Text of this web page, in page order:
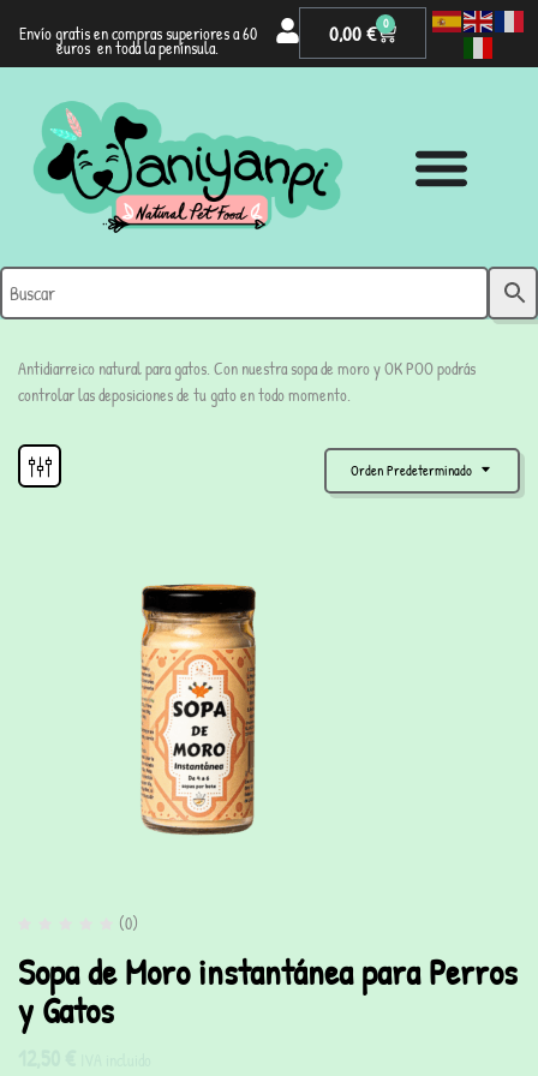
Envío gratis en compras superiores a 60
euros en toda la península.
0,00€ 0
Antidiarreico natural para gatos. Con nuestra sopa de moro y OK POO podrás
controlar las deposiciones de tu gato en todo momento.
Orden Predeterminado
(0)
Sopa de Moro instantánea para Perros
y Gatos